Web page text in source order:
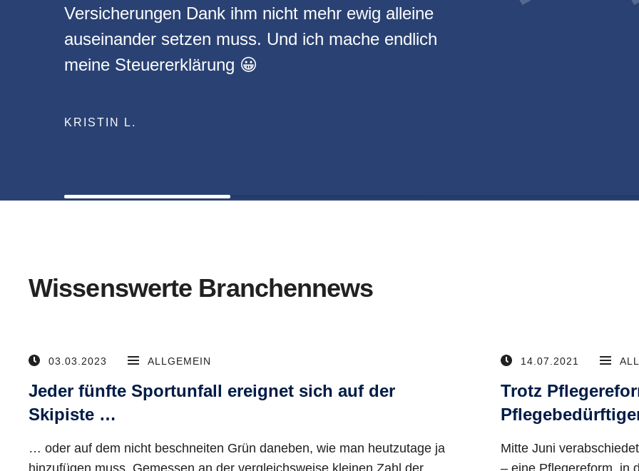
Versicherungen Dank ihm nicht mehr ewig alleine
auseinander setzen muss. Und ich mache endlich
meine Steuererklärung 😀
KRISTIN L.
Wissenswerte Branchennews
03.03.2023 ALLGEMEIN
Jeder fünfte Sportunfall ereignet sich auf der
Skipiste …
… oder auf dem nicht beschneiten Grün daneben, wie man heutzutage ja
hinzufügen muss. Gemessen an der vergleichsweise kleinen Zahl der
14.07.2021
Trotz
Mitte Juni
– eine Pflegereform, in